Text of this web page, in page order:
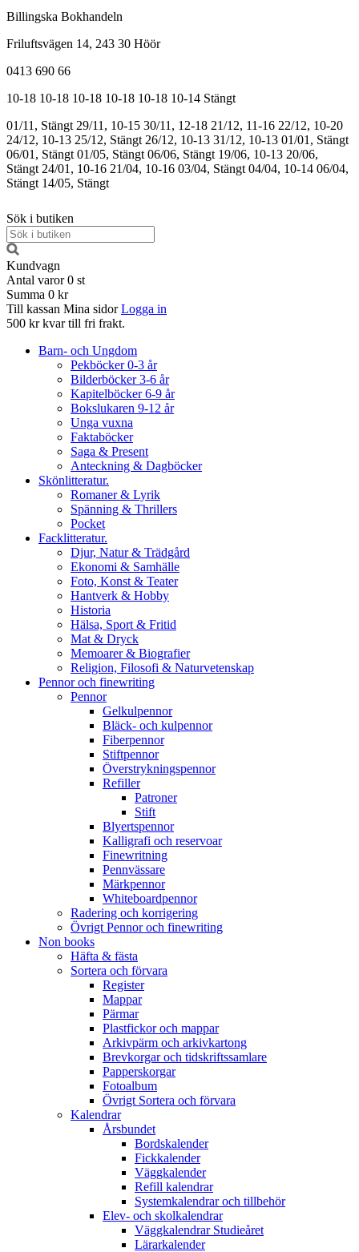
Billingska Bokhandeln
Friluftsvägen 14, 243 30 Höör
0413 690 66
10-18 10-18 10-18 10-18 10-18 10-14 Stängt
01/11, Stängt 29/11, 10-15 30/11, 12-18 21/12, 11-16 22/12, 10-20
24/12, 10-13 25/12, Stängt 26/12, 10-13 31/12, 10-13 01/01, Stängt
06/01, Stängt 01/05, Stängt 06/06, Stängt 19/06, 10-13 20/06,
Stängt 24/01, 10-16 21/04, 10-16 03/04, Stängt 04/04, 10-14 06/04,
Stängt 14/05, Stängt
Sök i butiken
Kundvagn
Antal varor 0 st
Summa 0 kr
Till kassan Mina sidor Logga in
500 kr kvar till fri frakt.
Barn- och Ungdom
Pekböcker 0-3 år
Bilderböcker 3-6 år
Kapitelböcker 6-9 år
Bokslukaren 9-12 år
Unga vuxna
Faktaböcker
Saga & Present
Anteckning & Dagböcker
Skönlitteratur.
Romaner & Lyrik
Spänning & Thrillers
Pocket
Facklitteratur.
Djur, Natur & Trädgård
Ekonomi & Samhälle
Foto, Konst & Teater
Hantverk & Hobby
Historia
Hälsa, Sport & Fritid
Mat & Dryck
Memoarer & Biografier
Religion, Filosofi & Naturvetenskap
Pennor och finewriting
Pennor
Gelkulpennor
Bläck- och kulpennor
Fiberpennor
Stiftpennor
Överstrykningspennor
Refiller
Patroner
Stift
Blyertspennor
Kalligrafi och reservoar
Finewritning
Pennvässare
Märkpennor
Whiteboardpennor
Radering och korrigering
Övrigt Pennor och finewriting
Non books
Häfta & fästa
Sortera och förvara
Register
Mappar
Pärmar
Plastfickor och mappar
Arkivpärm och arkivkartong
Brevkorgar och tidskriftssamlare
Papperskorgar
Fotoalbum
Övrigt Sortera och förvara
Kalendrar
Årsbundet
Bordskalender
Fickkalender
Väggkalender
Refill kalendrar
Systemkalendrar och tillbehör
Elev- och skolkalendrar
Väggkalendrar Studieåret
Lärarkalender